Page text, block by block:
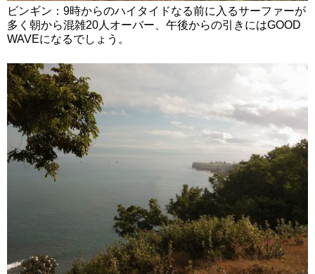
ビンギン：9時からのハイタイドなる前に入るサーファーが
多く朝から混雑20人オーバー、午後からの引きにはGOOD
WAVEになるでしょう。